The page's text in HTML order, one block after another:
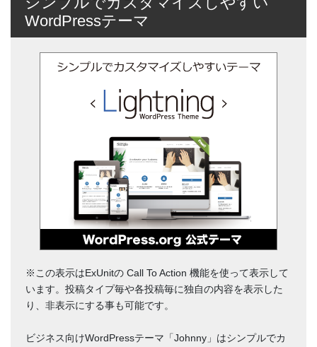
WordPressテーマ
※この表示はExUnitの Call To Action 機能を使って表示して
います。投稿タイプ毎や各投稿毎に独自の内容を表示した
り、非表示にする事も可能です。
ビジネス向けWordPressテーマ「Johnny」はシンプルでカ